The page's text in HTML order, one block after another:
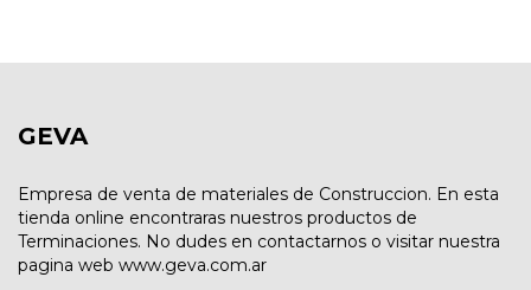
GEVA
Empresa de venta de materiales de Construccion. En esta
tienda online encontraras nuestros productos de
Terminaciones. No dudes en contactarnos o visitar nuestra
pagina web www.geva.com.ar